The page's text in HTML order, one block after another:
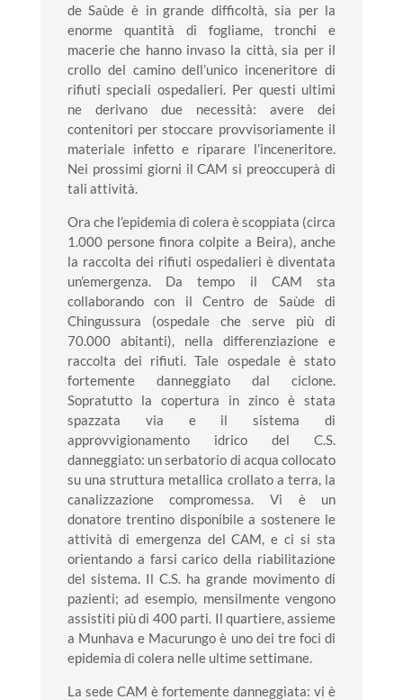
de Saùde è in grande difficoltà, sia per la
enorme quantità di fogliame, tronchi e
macerie che hanno invaso la città, sia per il
crollo del camino dell’unico inceneritore di
rifiuti speciali ospedalieri. Per questi ultimi
ne derivano due necessità: avere dei
contenitori per stoccare provvisoriamente il
materiale infetto e riparare l’inceneritore.
Nei prossimi giorni il CAM si preoccuperà di
tali attività.
Ora che l’epidemia di colera è scoppiata (circa
1.000 persone finora colpite a Beira), anche
la raccolta dei rifiuti ospedalieri è diventata
un’emergenza. Da tempo il CAM sta
collaborando con il Centro de Saùde di
Chingussura (ospedale che serve più di
70.000 abitanti), nella differenziazione e
raccolta dei rifiuti. Tale ospedale è stato
fortemente danneggiato dal ciclone.
Sopratutto la copertura in zinco è stata
spazzata via e il sistema di
approvvigionamento idrico del C.S.
danneggiato: un serbatorio di acqua collocato
su una struttura metallica crollato a terra, la
canalizzazione compromessa. Vi è un
donatore trentino disponibile a sostenere le
attività di emergenza del CAM, e ci si sta
orientando a farsi carico della riabilitazione
del sistema. Il C.S. ha grande movimento di
pazienti; ad esempio, mensilmente vengono
assistiti più di 400 parti. Il quartiere, assieme
a Munhava e Macurungo è uno dei tre foci di
epidemia di colera nelle ultime settimane.
La sede CAM è fortemente danneggiata: vi è